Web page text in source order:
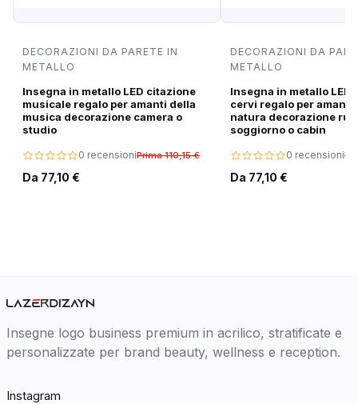
DECORAZIONI DA PARETE IN
METALLO
Insegna in metallo LED citazione
musicale regalo per amanti della
musica decorazione camera o
studio
0 recensioniPrima 110,15 €
Da 77,10 €
DECORAZIONI DA
METALLO
Insegna in metallo LED
cervi regalo per amanti
natura decorazione
soggiorno o cabin
0 recensioni
Da 77,10 €
Insegne logo business premium in acrilico, stratificate e
personalizzate per brand beauty, wellness e reception.
Instagram